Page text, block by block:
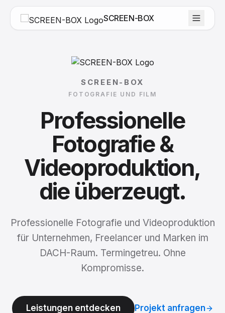
SCREEN-BOX
SCREEN-BOX
FOTOGRAFIE UND FILM
Professionelle
Fotografie &
Videoproduktion,
die überzeugt.
Professionelle Fotografie und Videoproduktion
für Unternehmen, Freelancer und Marken im
DACH-Raum. Termingetreu. Ohne
Kompromisse.
Leistungen entdecken Projekt anfragen